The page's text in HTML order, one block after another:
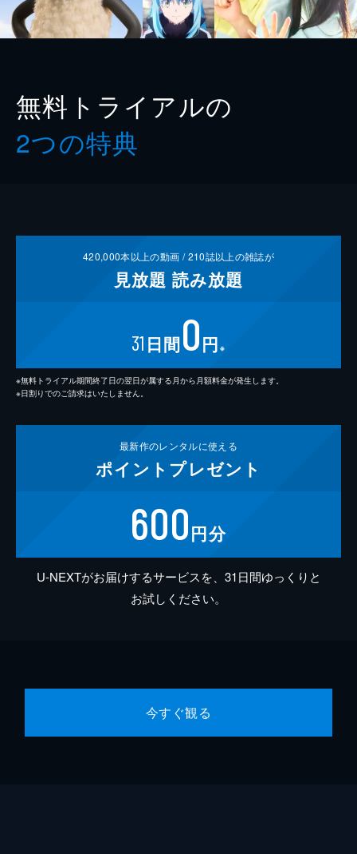
無料トライアルの
2つの特典
420,000本以上の動画 /210誌以上の雑誌が
見放題 読み放題
31 日間0円 ※
※無料トライアル期間終了日の翌日が属する月から月額料金が発生します。
※日割りでのご請求はいたしません。
最新作のレンタルに使える
ポイント プレゼント
600円分
U-NEXTがお届けするサービスを、31日間ゆっくりと
お試しください。
今すぐ観る